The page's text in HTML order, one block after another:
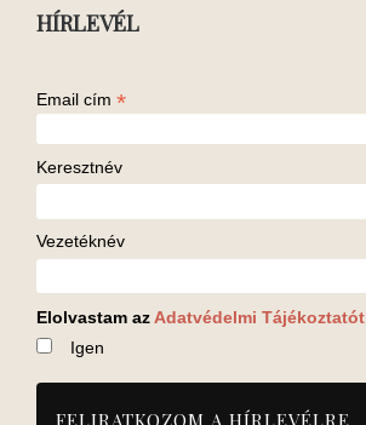
HÍRLEVÉL
Email cím *
Keresztnév
Vezetéknév
Elolvastam az Adatvédelmi Tájékoztatót
Igen